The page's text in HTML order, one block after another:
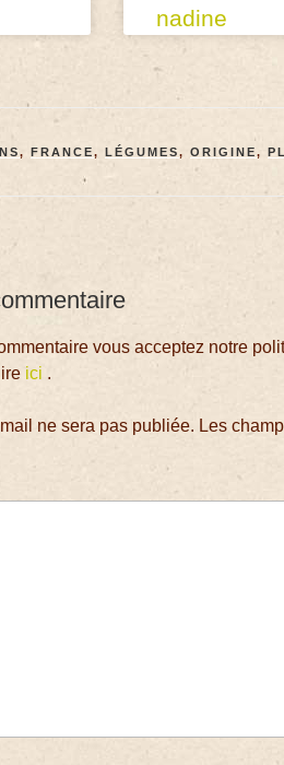
nadine
, FRANCE, LÉGUMES, ORIGINE,
vous acceptez notre
ici .
ne sera pas publiée. Les